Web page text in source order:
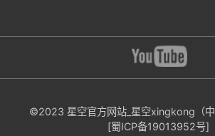
©2023 星空官方网站_星空xingkong（
[蜀ICP备19013952号]